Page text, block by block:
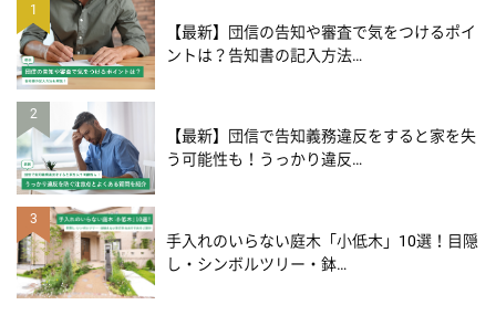
1
【最新】団信の告知や審査で気をつけるポイ
ントは？告知書の記入方法…
2
【最新】団信で告知義務違反をすると家を失
う可能性も！うっかり違反…
3
手入れのいらない庭木「小低木」10選！目隠
し・シンボルツリー・鉢…